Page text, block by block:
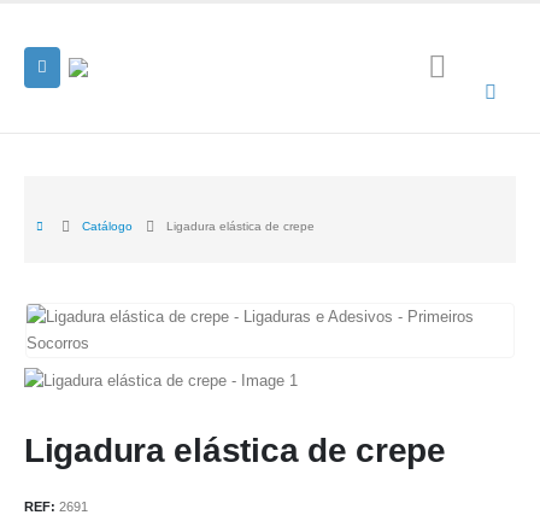
Catálogo Ligadura elástica de crepe
Ligadura elástica de crepe
REF: 2691